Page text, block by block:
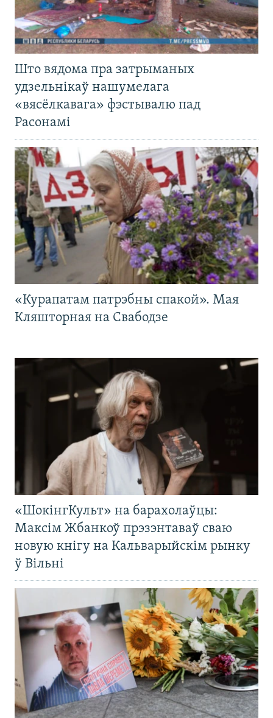
Што вядома пра затрыманых
удзельнікаў нашумелага
«вясёлкавага» фэстывалю пад
Расонамі
«Курапатам патрэбны спакой». Мая
Кляшторная на Свабодзе
«ШокінгКульт» на барахолаўцы:
Максім Жбанкоў прэзэнтаваў сваю
новую кнігу на Кальварыйскім рынку
ў Вільні